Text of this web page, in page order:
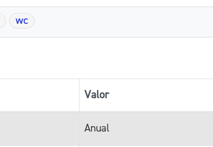
wc
Valor
Anual